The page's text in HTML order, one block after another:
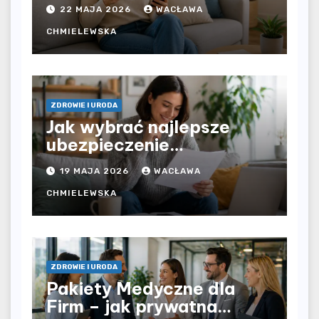
ograniczeń czasowych –
czy prywatna opieka daje
większą swobodę?
22 MAJA 2026 WACŁAWA
CHMIELEWSKA
ZDROWIE I URODA
Jak wybrać najlepsze
ubezpieczenie
komunikacyjne i uniknąć
kosztownych błędów?
19 MAJA 2026 WACŁAWA
CHMIELEWSKA
ZDROWIE I URODA
Pakiety Medyczne dla
Firm – jak prywatna